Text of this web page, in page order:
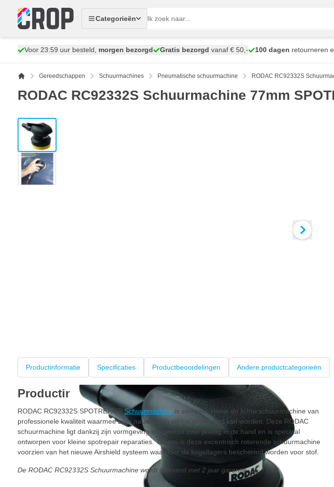
Categorieën
Voor 23:59 uur besteld, morgen bezorgd Gratis bezorgd vanaf € 50,- 100 dagen retourneren
Gereedschappen Schuurmachines Pneumatische schuurmachine RODAC RC92332S
RODAC RC92332S Schuurmachine 77mm
View larger image
View larger image
Productinformatie Specificaties Productbeoordelingen Andere productcategorieën
Productinformatie
RODAC RC92332S SPOTREPAIR Schuurmachine is een zeer kleine en lichte schuurmachine van
professionele kwaliteit waarmee zeer nauwkeurig en fijn geschuurd kan worden. Deze RODAC
schuurmachine ligt dankzij zijn vormgeving en gewicht zeer prettig in de hand en is speciaal
ontworpen voor kleine spotrepair reparaties. Tevens is deze excentrisch roterende schuurmachine
voorzien van het nieuwe Airshield systeem waardoor de kogellagers beschermd worden voor stof.
De RODAC RC92332S Schuurmachine wordt geleverd met 2 jaar garantie.